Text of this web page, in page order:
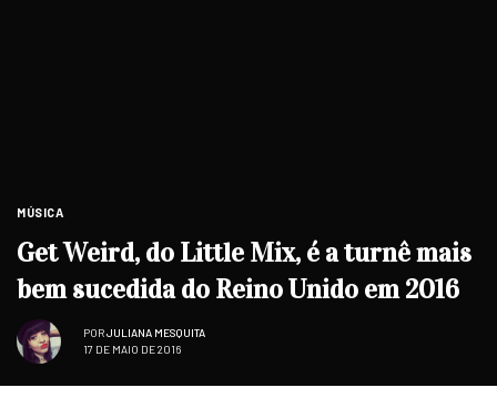
MÚSICA
Get Weird, do Little Mix, é a turnê mais
bem sucedida do Reino Unido em 2016
PORJULIANA MESQUITA
17 DE MAIO DE 2016